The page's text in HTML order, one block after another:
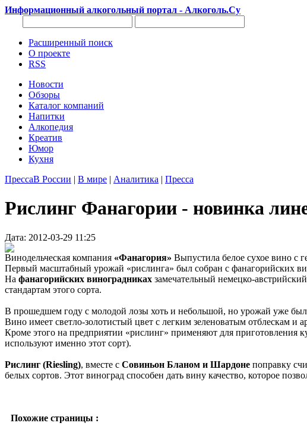
Информационный алкогольный портал - Алкоголь.Су
Расширенный поиск
О проекте
RSS
Новости
Обзоры
Каталог компаний
Напитки
Алкопедия
Креатив
Юмор
Кухня
ПрессаВ России | В мире | Аналитика | Пресса
Рислинг Фанагории - новинка
Дата: 2012-03-29 11:25
Винодельческая компания «Фанагория» Выпустила белое сухое вино с
Первый масштабный урожай «рислинга» был собран с фанагорийских
На фанагорийских виноградниках замечательный немецко-
стандартам этого сорта.
В прошедшем году с молодой лозы хоть и небольшой, но урожай уже
Вино имеет светло-золотистый цвет с легким зеленоватым отблескам и
Кроме этого на предприятии «рислинг» применяют для приготовления
используют именно этот сорт).
Рислинг (Riesling), вместе с Совиньон Бланом и Шардоне поправку
белых сортов. Этот виноград способен дать вину качество, которое
Похожие страницы :